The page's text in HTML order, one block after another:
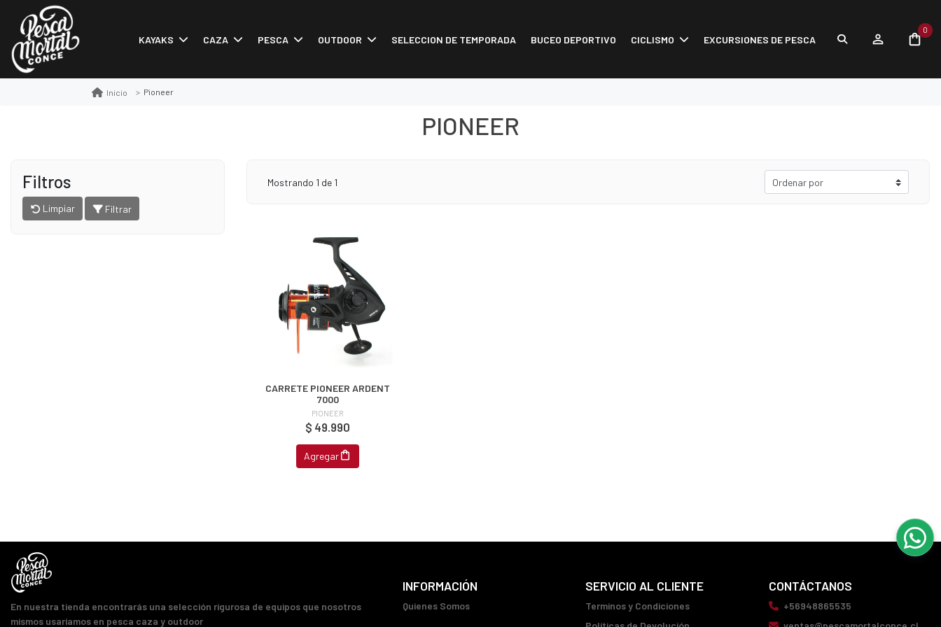
KAYAKS CAZA PESCA OUTDOOR SELECCION DE TEMPORADA BUCEO DEPORTIVO CICLISMO EXCURSIONES DE PESCA
0
Inicio Pioneer
PIONEER
Filtros
Limpiar Filtrar
Mostrando 1 de 1
CARRETE PIONEER ARDENT
7000
PIONEER
$ 49.990
Agregar
En nuestra tienda encontrarás una selección rigurosa de equipos que nosotros
mismos usaríamos en pesca caza y outdoor
INFORMACIÓN
Quienes Somos
SERVICIO AL CLIENTE
Terminos y Condiciones
CONTÁCTANOS
+56948865535